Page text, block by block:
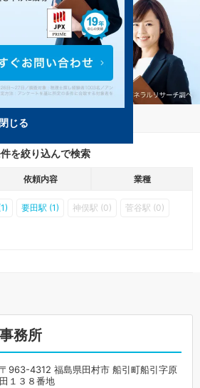
した。
を絞り込んで検索
依頼内容 業種
要田駅 (1) 神俣駅 (0) 菅谷駅 (0)
務所
〒963-4312 福島県田村市 船引町船引字原
田１３８番地
じる